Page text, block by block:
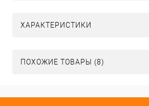
ХАРАКТЕРИСТИКИ
ПОХОЖИЕ ТОВАРЫ (8)